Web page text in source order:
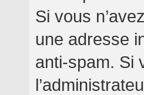
Si vous
une adresse
anti-spam. Si